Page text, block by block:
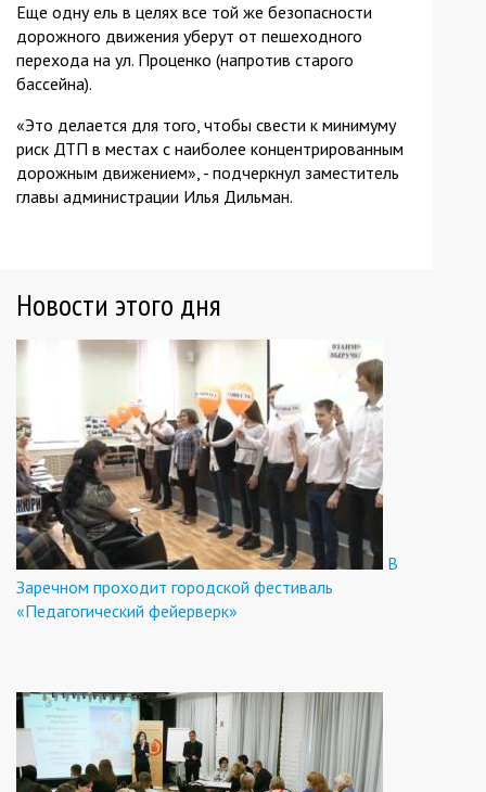
Еще одну ель в целях все той же безопасности
дорожного движения уберут от пешеходного
перехода на ул. Проценко (напротив старого
бассейна).
«Это делается для того, чтобы свести к минимуму
риск ДТП в местах с наиболее концентрированным
дорожным движением», - подчеркнул заместитель
главы администрации Илья Дильман.
Новости этого дня
В
Заречном проходит городской фестиваль
«Педагогический фейерверк»